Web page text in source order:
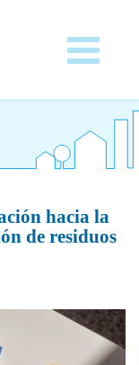
hacia la
de residuos